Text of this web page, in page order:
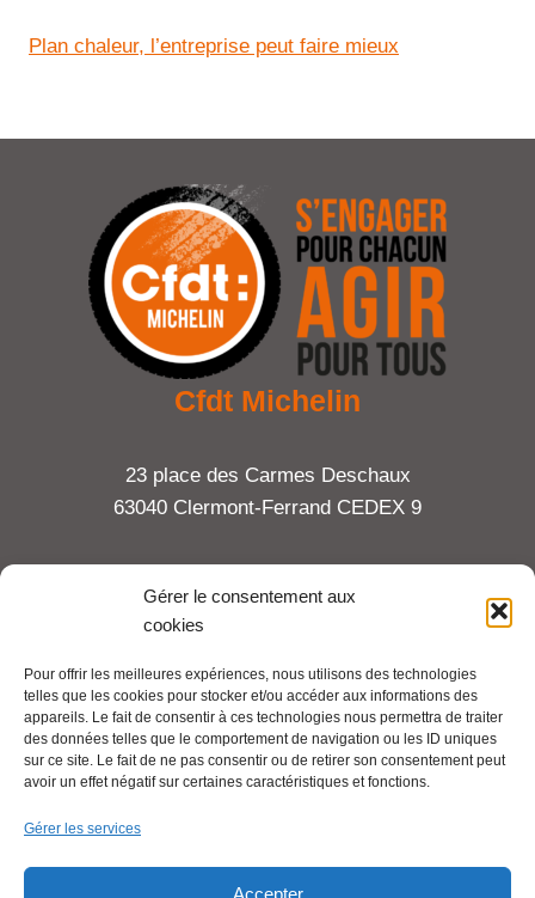
Gérer le consentement aux
cookies
Pour offrir les meilleures expériences, nous utilisons des technologies
telles que les cookies pour stocker et/ou accéder aux informations des
appareils. Le fait de consentir à ces technologies nous permettra de traiter
des données telles que le comportement de navigation ou les ID uniques
sur ce site. Le fait de ne pas consentir ou de retirer son consentement peut
avoir un effet négatif sur certaines caractéristiques et fonctions.
Gérer les services
Accepter
Plan chaleur, l’entreprise peut faire mieux
Cfdt Michelin
23 place des Carmes Deschaux
63040 Clermont-Ferrand CEDEX 9
Tel : 06 65 27 23 81
Mentions légales
Pour aller plus loin :
Se syndiquer en ligne